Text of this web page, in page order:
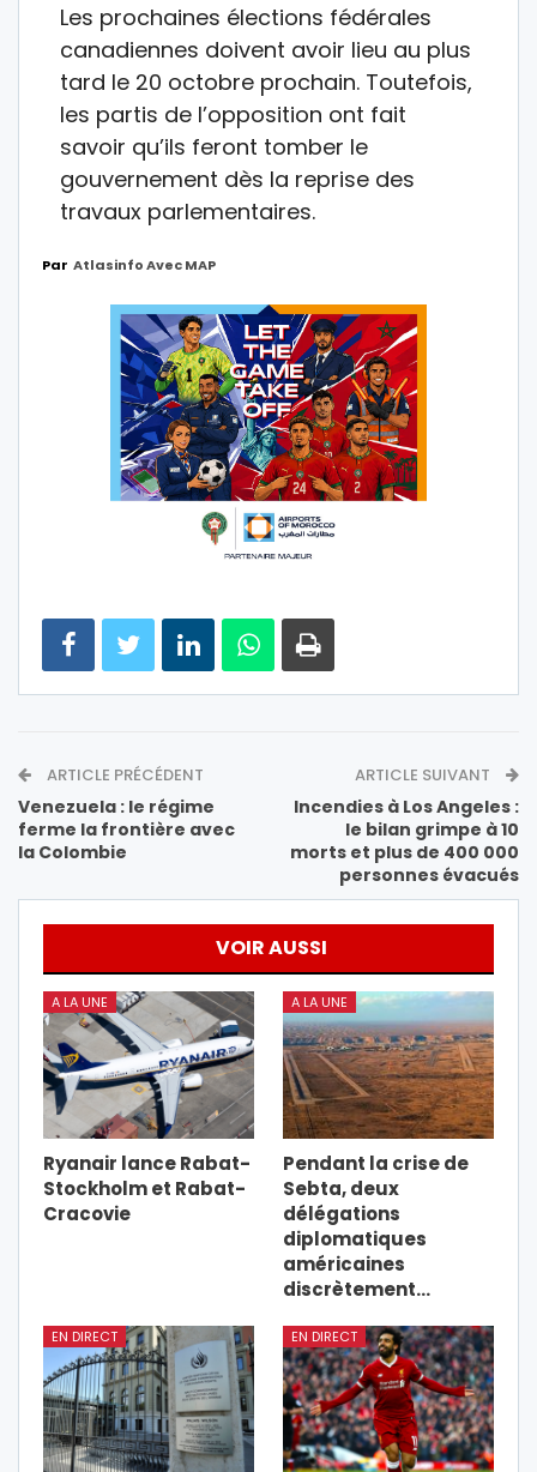
Les prochaines élections fédérales
canadiennes doivent avoir lieu au plus
tard le 20 octobre prochain. Toutefois,
les partis de l’opposition ont fait
savoir qu’ils feront tomber le
gouvernement dès la reprise des
travaux parlementaires.
Par Atlasinfo Avec MAP
ARTICLE PRÉCÉDENT
Venezuela : le régime
ferme la frontière avec
la Colombie
ARTICLE SUIVANT
Incendies à Los Angeles :
le bilan grimpe à 10
morts et plus de 400 000
personnes évacués
VOIR AUSSI
A LA UNE
Ryanair lance Rabat-
Stockholm et Rabat-
Cracovie
A LA UNE
Pendant la crise de
Sebta, deux
délégations
diplomatiques
américaines
discrètement…
EN DIRECT EN DIRECT